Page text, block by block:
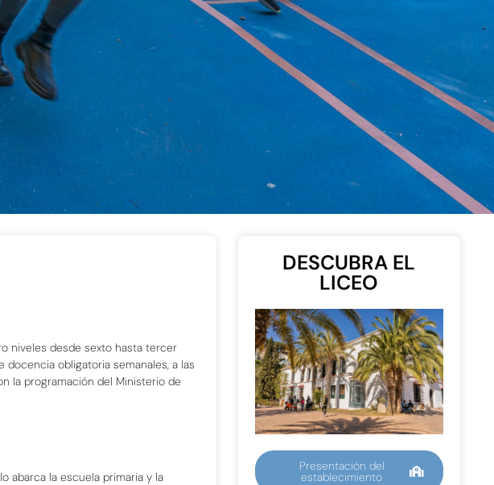
niveles desde sexto hasta tercer
obligatoria semanales, a las
la programación del Ministerio de
abarca la escuela primaria y la
DESCUBRA EL
LICEO
Presentación del
establecimiento